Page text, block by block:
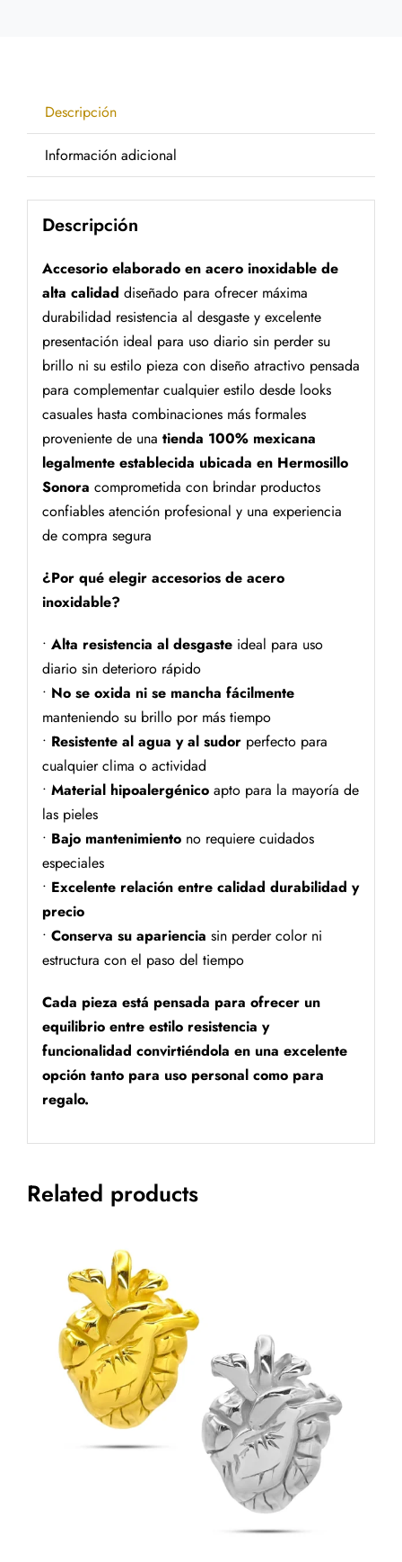
Descripción
Información adicional
Descripción
Accesorio elaborado en acero inoxidable de
alta calidad diseñado para ofrecer máxima
durabilidad resistencia al desgaste y excelente
presentación ideal para uso diario sin perder su
brillo ni su estilo pieza con diseño atractivo pensada
para complementar cualquier estilo desde looks
casuales hasta combinaciones más formales
proveniente de una tienda 100% mexicana
legalmente establecida ubicada en Hermosillo
Sonora comprometida con brindar productos
confiables atención profesional y una experiencia
de compra segura
¿Por qué elegir accesorios de acero
inoxidable?
• Alta resistencia al desgasteideal para uso
diario sin deterioro rápido
• No se oxida ni se mancha fácilmente
manteniendo su brillo por más tiempo
• Resistente al agua y al sudorperfecto para
cualquier clima o actividad
• Material hipoalergénicoapto para la mayoría de
las pieles
• Bajo mantenimientono requiere cuidados
especiales
• Excelente relación entre calidad durabilidad y
precio
• Conserva su apariencia sin perder color ni
estructura con el paso del tiempo
Cada pieza está pensada para ofrecer un
equilibrio entre estilo resistencia y
funcionalidad convirtiéndola en una excelente
opción tanto para uso personal como para
regalo.
Related products